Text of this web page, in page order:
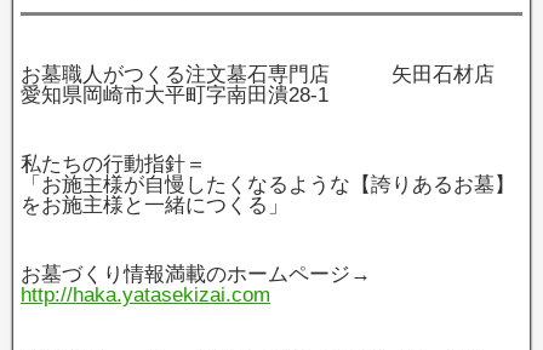
お墓職人がつくる注文墓石専門店 矢田石材店
愛知県岡崎市大平町字南田潰28‐1
私たちの行動指針＝
「お施主様が自慢したくなるような【誇りあるお墓】
をお施主様と一緒につくる」
お墓づくり情報満載のホームページ→
http://haka.yatasekizai.com